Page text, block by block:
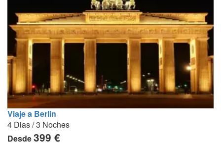
Viaje a Berlin
4 Dias / 3 Noches
Desde399 €